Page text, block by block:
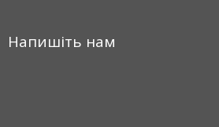
Напишіть нам